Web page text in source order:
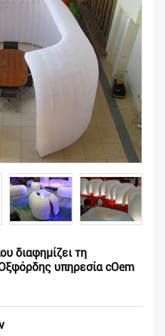
διαφημίζει τη
υπηρεσία cOem